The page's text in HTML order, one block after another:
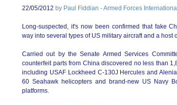
22/05/2012 by Paul Fiddian - Armed Forces
Long-suspected, it's now been confirmed that fake
way into several types of US military aircraft and a host
Carried out by the Senate Armed Services
counterfeit parts from China discovered no less than
including USAF Lockheed C-130J Hercules and
60 Seahawk helicopters and brand-new US Navy
platforms.